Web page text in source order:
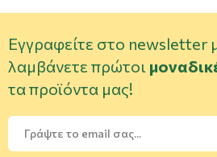
Εγγραφείτε στο newsletter
λαμβάνετε πρώτοι
τα προϊόντα μας!